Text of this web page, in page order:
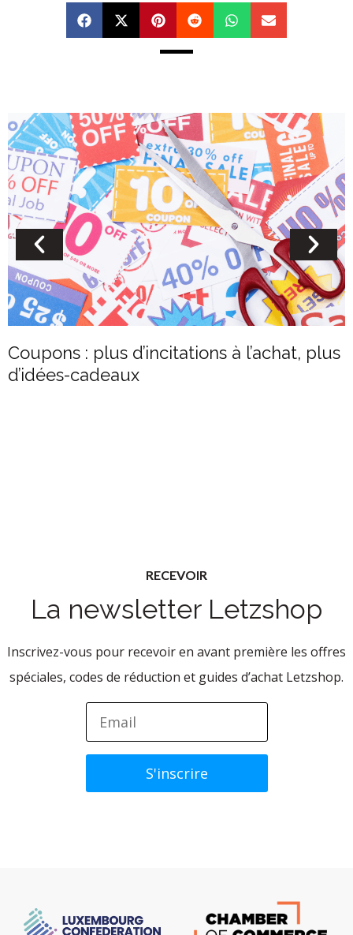
Coupons : plus d’incitations à l’achat, plus
d’idées-cadeaux
RECEVOIR
La newsletter Letzshop
Inscrivez-vous pour recevoir en avant première les offres
spéciales, codes de réduction et guides d’achat Letzshop.